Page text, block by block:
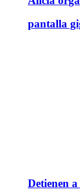
pantalla
Detienen